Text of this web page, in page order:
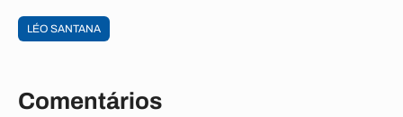
LÉO SANTANA
Comentários